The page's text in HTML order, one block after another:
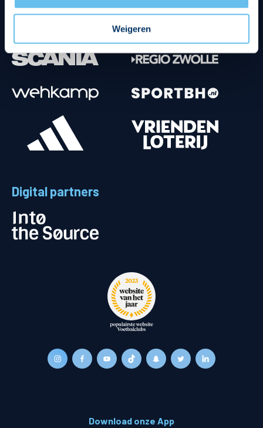
Weigeren
Digital partners
Download onze App